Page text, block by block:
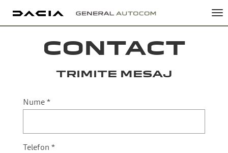
CONTACT
TRIMITE MESAJ
Nume *
Telefon *